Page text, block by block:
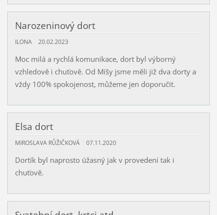
Narozeninový dort
ILONA 20.02.2023
Moc milá a rychlá komunikace, dort byl výborný
vzhledově i chuťově. Od Míšy jsme měli již dva dorty a
vždy 100% spokojenost, můžeme jen doporučit.
Elsa dort
MIROSLAVA RŮŽIČKOVÁ 07.11.2020
Dortík byl naprosto úžasný jak v provedení tak i
chuťově.